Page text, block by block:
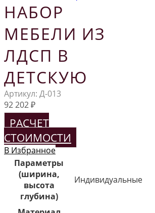
НАБОР
МЕБЕЛИ ИЗ
ЛДСП В
ДЕТСКУЮ
Артикул: Д-013
92 202₽
РАСЧЕТ
СТОИМОСТИ
В Избранное
Параметры
(ширина,
высота
глубина)
Индивидуальные